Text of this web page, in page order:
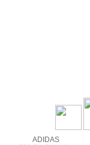
ADIDAS